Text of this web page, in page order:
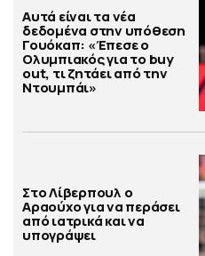
Αυτά είναι τα νέα
δεδομένα στην υπόθεση
Γουόκαπ: «Έπεσε ο
Ολυμπιακός για το buy
out, τι ζητάει από την
Ντουμπάι»
Στο Λίβερπουλ ο
Αραούχο για να περάσει
από ιατρικά και να
υπογράψει